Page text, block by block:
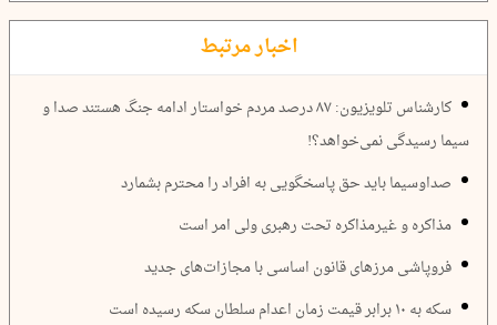
اخبار مرتبط
کارشناس تلویزیون: ۸۷ درصد مردم خواستار ادامه جنگ هستند صدا و
سیما رسیدگی نمی‌خواهد؟!
صداوسیما باید حق پاسخگویی به افراد را محترم بشمارد
مذاکره و غیرمذاکره تحت رهبری ولی امر است
فروپاشی مرزهای قانون اساسی با مجازات‌های جدید
سکه به ۱۰ برابر قیمت زمان اعدام سلطان سکه رسیده است